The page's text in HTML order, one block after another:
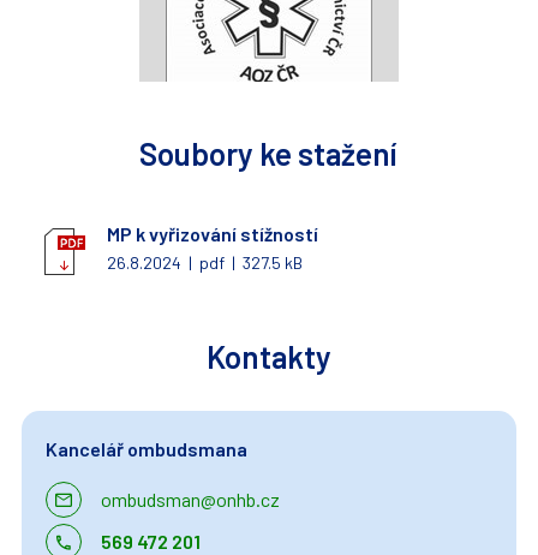
Soubory ke stažení
MP k vyřizování stížností
26.8.2024 | pdf | 327.5 kB
Kontakty
Kancelář ombudsmana
ombudsman@onhb.cz
569 472 201